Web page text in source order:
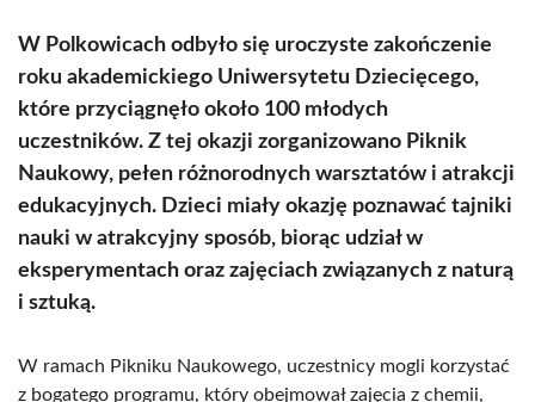
W Polkowicach odbyło się uroczyste zakończenie
roku akademickiego Uniwersytetu Dziecięcego,
które przyciągnęło około 100 młodych
uczestników. Z tej okazji zorganizowano Piknik
Naukowy, pełen różnorodnych warsztatów i atrakcji
edukacyjnych. Dzieci miały okazję poznawać tajniki
nauki w atrakcyjny sposób, biorąc udział w
eksperymentach oraz zajęciach związanych z naturą
i sztuką.
W ramach Pikniku Naukowego, uczestnicy mogli korzystać
z bogatego programu, który obejmował zajęcia z chemii,